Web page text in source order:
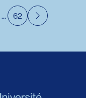
... 62 Suivant